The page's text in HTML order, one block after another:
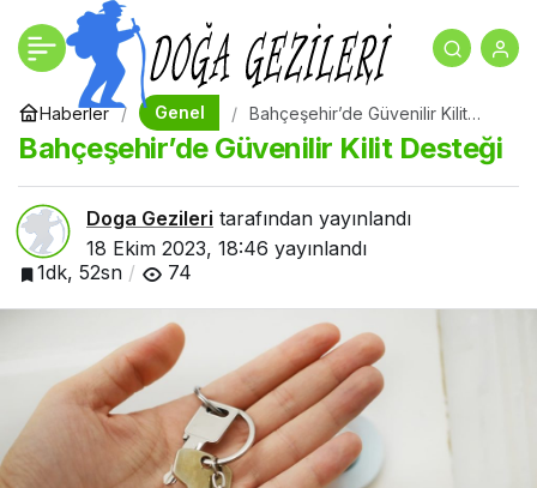
Haberler Genel
Bahçeşehir’de Güvenilir Kilit
Desteği
Bahçeşehir’de Güvenilir Kilit Desteği
Doga Gezileri tarafından yayınlandı
18 Ekim 2023, 18:46 yayınlandı
1dk, 52sn
74
Bahçeşehir’de Güvenilir
Kilit Desteği
+ 0